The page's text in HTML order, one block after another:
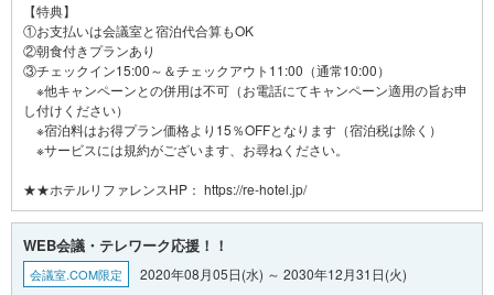
【特典】
①お支払いは会議室と宿泊代合算もOK
②朝食付きプランあり
③チェックイン15:00～＆チェックアウト11:00（通常10:00）
※他キャンペーンとの併用は不可（お電話にてキャンペーン適用の旨お申
し付けください）
※宿泊料はお得プラン価格より15％OFFとなります（宿泊税は除く）
※サービスには規約がございます、お尋ねください。
WEB会議・テレワーク応援！！
会議室.COM限定 2020年08月05日(水) ～ 2030年12月31日(火)